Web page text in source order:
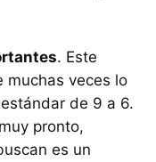
. Este
muchas veces lo
de 9 a 6.
pronto,
es un